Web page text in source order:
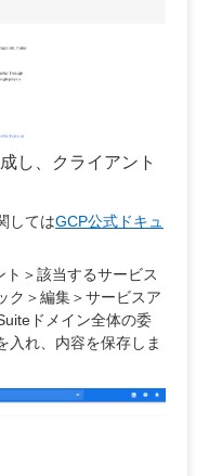
し、クライアント
してはGCP公式ドキュ
＞該当するサービス
ク＞編集＞サービスア
ドメイン全体の委
入れ、内容を保存しま